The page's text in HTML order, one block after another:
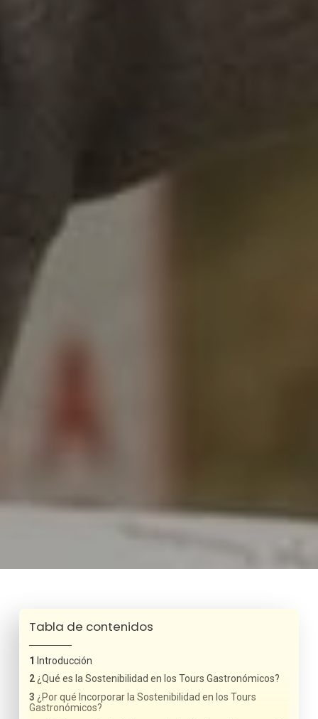
Tabla de contenidos
Introducción
¿Qué es la Sostenibilidad en los Tours Gastronómicos?
¿Por qué Incorporar la Sostenibilidad en los Tours
Gastronómicos?